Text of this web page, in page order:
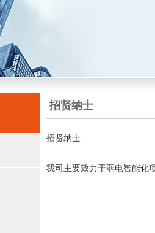
招贤纳士
招贤纳士
我司主要致力于弱电智能化